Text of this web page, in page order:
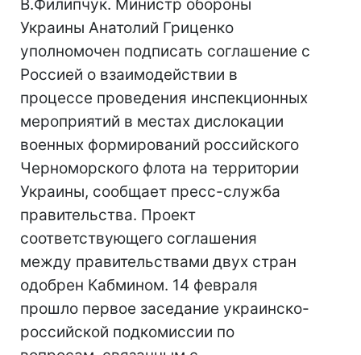
В.Филипчук. Министр обороны
Украины Анатолий Гриценко
уполномочен подписать соглашение с
Россией о взаимодействии в
процессе проведения инспекционных
мероприятий в местах дислокации
военных формирований российского
Черноморского флота на территории
Украины, сообщает пресс-служба
правительства. Проект
соответствующего соглашения
между правительствами двух стран
одобрен Кабмином. 14 февраля
прошло первое заседание украинско-
российской подкомиссии по